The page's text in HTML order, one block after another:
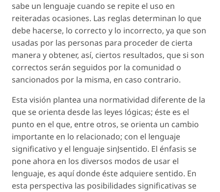
sabe un lenguaje cuando se repite el uso en
reiteradas ocasiones. Las reglas determinan lo que
debe hacerse, lo correcto y lo incorrecto, ya que son
usadas por las personas para proceder de cierta
manera y obtener, así, ciertos resultados, que si son
correctos serán seguidos por la comunidad o
sancionados por la misma, en caso contrario.
Esta visión plantea una normatividad diferente de la
que se orienta desde las leyes lógicas; éste es el
punto en el que, entre otros, se orienta un cambio
importante en lo relacionado; con el lenguaje
significativo y el lenguaje sinJsentido. El énfasis se
pone ahora en los diversos modos de usar el
lenguaje, es aquí donde éste adquiere sentido. En
esta perspectiva las posibilidades significativas se